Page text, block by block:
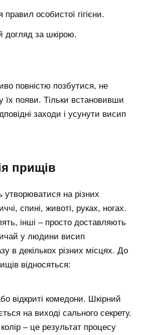
особистої гігієни.
догляд за шкірою.
повністю позбутися, не
появи. Тільки встановивши
заходи і усунути висип
прищів
на різних
спині, животі, руках, ногах.
інші – просто доставляють
у людини висип
в декількох різних місцях. До
відносяться:
відкриті комедони. Шкірний
на виході сального секрету.
– це результат процесу